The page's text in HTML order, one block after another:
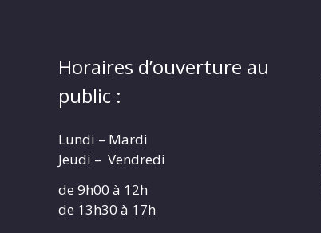
Horaires d’ouverture au
public :
Lundi – Mardi
Jeudi – Vendredi
de 9h00 à 12h
de 13h30 à 17h